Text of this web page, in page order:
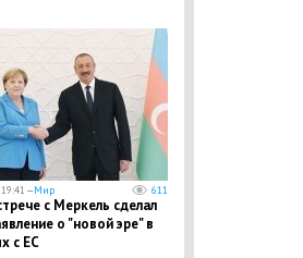
19:41 —Мир 611
с Меркель сделал
о "новой эре" в
с ЕС